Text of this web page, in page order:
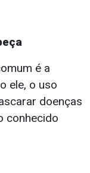
é a
ele, o uso
doenças
conhecido